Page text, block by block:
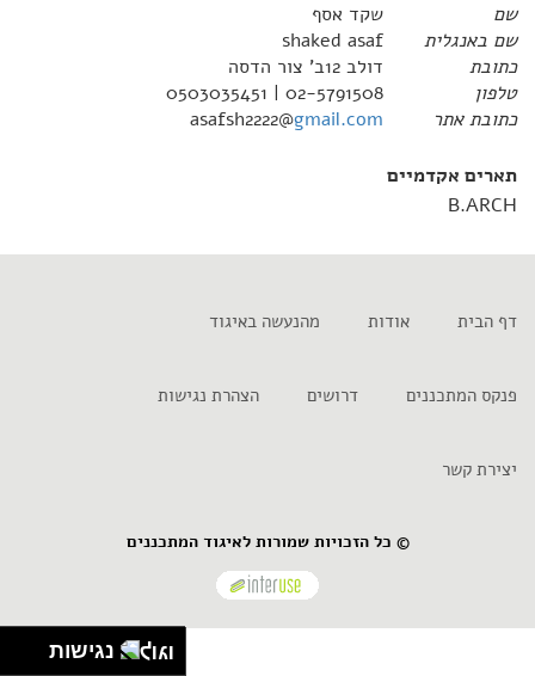
שם
שקד אסף
שם באנגלית
shaked asaf
כתובת
דולב 12ב' צור הדסה
טלפון
02-5791508 | 0503035451
כתובת אתר
asafsh2222@gmail.com
תארים אקדמיים
B.ARCH
דף הבית אודות מהנעשה באיגוד
פנקס המתכננים דרושים הצהרת נגישות
יצירת קשר
© כל הזכויות שמורות לאיגוד המתכננים
נגישות